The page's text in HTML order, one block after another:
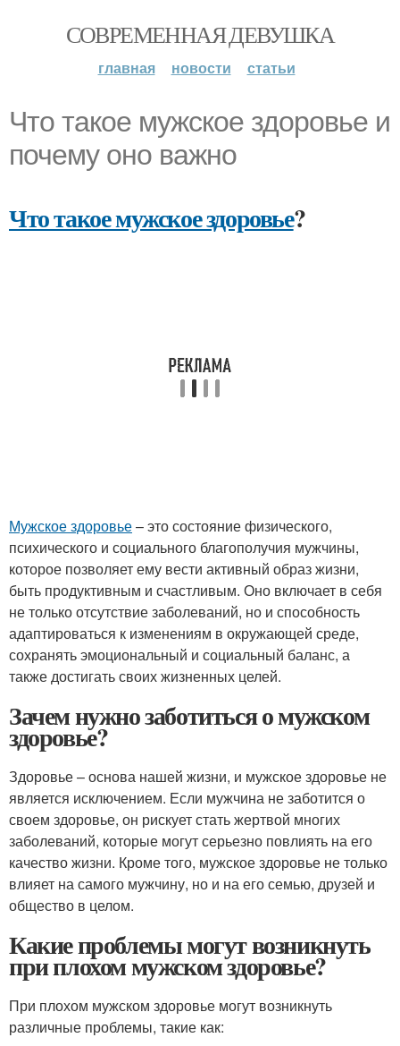
СОВРЕМЕННАЯ ДЕВУШКА
главная новости статьи
Что такое мужское здоровье и
почему оно важно
Что такое мужское здоровье?
Мужское здоровье– это состояние физического,
психического и социального благополучия мужчины,
которое позволяет ему вести активный образ жизни,
быть продуктивным и счастливым. Оно включает в себя
не только отсутствие заболеваний, но и способность
адаптироваться к изменениям в окружающей среде,
сохранять эмоциональный и социальный баланс, а
также достигать своих жизненных целей.
Зачем нужно заботиться о мужском
здоровье?
Здоровье – основа нашей жизни, и мужское здоровье не
является исключением. Если мужчина не заботится о
своем здоровье, он рискует стать жертвой многих
заболеваний, которые могут серьезно повлиять на его
качество жизни. Кроме того, мужское здоровье не только
влияет на самого мужчину, но и на его семью, друзей и
общество в целом.
Какие проблемы могут возникнуть
при плохом мужском здоровье?
При плохом мужском здоровье могут возникнуть
различные проблемы, такие как: